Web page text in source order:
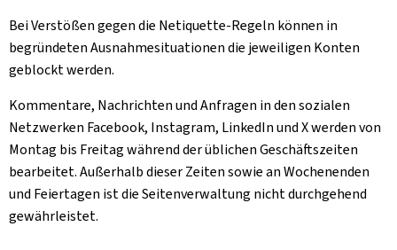
Bei Verstößen gegen die Netiquette-Regeln können in
begründeten Ausnahmesituationen die jeweiligen Konten
geblockt werden.
Kommentare, Nachrichten und Anfragen in den sozialen
Netzwerken Facebook, Instagram, LinkedIn und X werden von
Montag bis Freitag während der üblichen Geschäftszeiten
bearbeitet. Außerhalb dieser Zeiten sowie an Wochenenden
und Feiertagen ist die Seitenverwaltung nicht durchgehend
gewährleistet.